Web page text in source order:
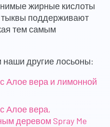
жирные кислоты
тыквы поддерживают
тем самым
другие лосьоны:
Алое вера и лимонной
Алое вера,
деревом Spray Me